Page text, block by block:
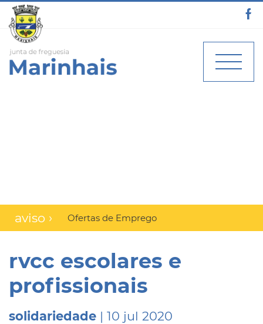
aviso › Ofertas de Emprego
rvcc escolares e
profissionais
solidariedade | 10 jul 2020